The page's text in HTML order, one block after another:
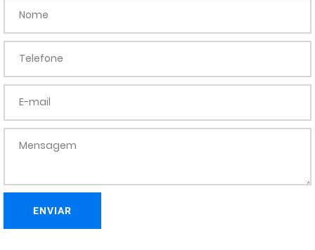
Nome
Telefone
E-mail
Mensagem
ENVIAR